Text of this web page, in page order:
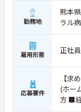
勤務地
熊本
ラル
雇用形態 正社
応募要件
【求
(ホー
方 ■